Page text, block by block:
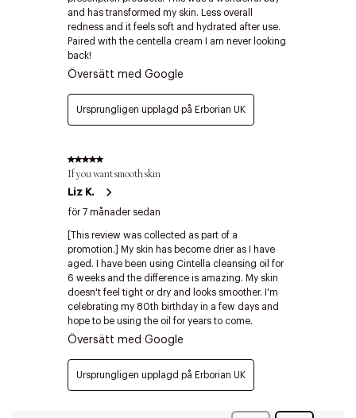
Edit cookies
Stäng